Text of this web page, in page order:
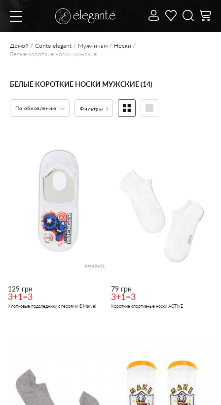
Домой Conte-elegant Мужчинам
Носки
Белые короткие носки мужские
БЕЛЫЕ КОРОТКИЕ НОСКИ МУЖСКИЕ (14)
По обновлению Фильтры
129 грн
3+1=3
Хлопковые подследники с героями ©Marvel
79 грн
3+1=3
Короткие спортивные носки ACTIVE